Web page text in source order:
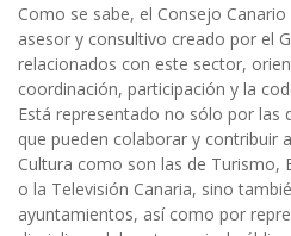
Como se sabe, el Consejo
asesor y consultivo creado por el
relacionados con este sector,
coordinación, participación y la
Está representado no sólo por las
que pueden colaborar y contribuir
Cultura como son las de Turismo,
o la Televisión Canaria, sino
ayuntamientos, así como por